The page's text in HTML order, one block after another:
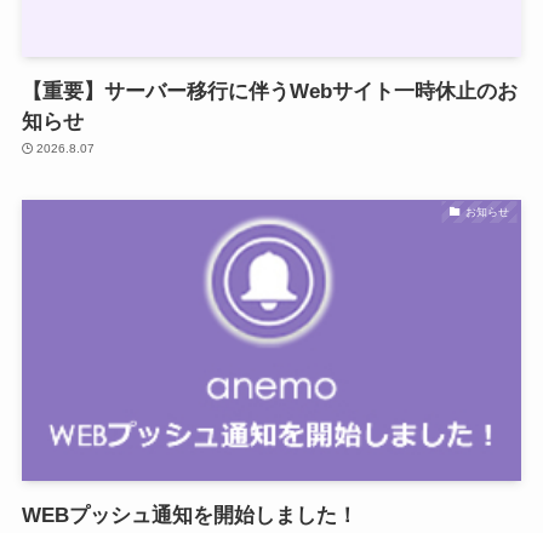
【重要】サーバー移行に伴うWebサイト一時休止のお
知らせ
2026.8.07
お知らせ
WEBプッシュ通知を開始しました！